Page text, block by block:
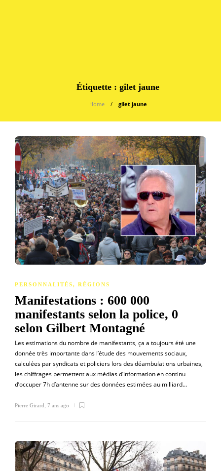
Étiquette : gilet jaune
Home gilet jaune
PERSONNALITÉS, RÉGIONS
Manifestations : 600 000
manifestants selon la police, 0
selon Gilbert Montagné
Les estimations du nombre de manifestants, ça a toujours été une
donnée très importante dans l’étude des mouvements sociaux,
calculées par syndicats et policiers lors des déambulations urbaines,
les chiffrages permettent aux médias d’information en continu
d’occuper 7h d’antenne sur des données estimées au milliard…
Pierre Girard 7 ans ago